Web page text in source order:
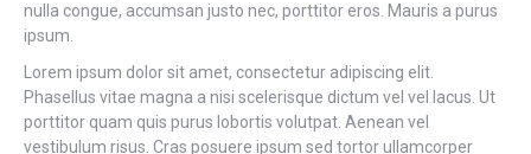
nulla congue, accumsan justo nec, porttitor eros. Mauris a purus
ipsum.
Lorem ipsum dolor sit amet, consectetur adipiscing elit.
Phasellus vitae magna a nisi scelerisque dictum vel vel lacus. Ut
porttitor quam quis purus lobortis volutpat. Aenean vel
vestibulum risus. Cras posuere ipsum sed tortor ullamcorper